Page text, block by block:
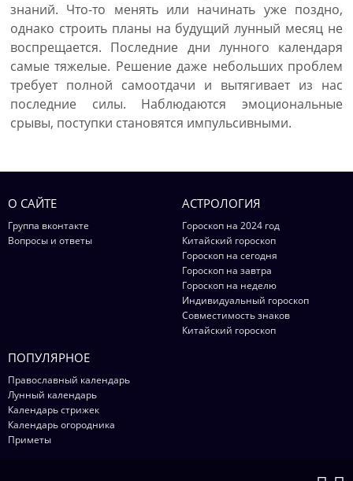
знаний. Что-то менять или начинать уже поздно,
однако строить планы на будущий лунный месяц не
воспрещается. Последние дни лунного календаря
самые тяжелые. Решение даже небольших проблем
требует полной самоотдачи и вытягивает из нас
последние силы. Наблюдаются эмоциональные
срывы, поступки становятся импульсивными.
О САЙТЕ
Группа вконтакте
Вопросы и ответы
АСТРОЛОГИЯ
Гороскоп на 2024 год
Китайский гороскоп
Гороскоп на сегодня
Гороскоп на завтра
Гороскоп на неделю
Индивидуальный гороскоп
Совместимость знаков
Китайский гороскоп
ПОПУЛЯРНОЕ
Православный календарь
Лунный календарь
Календарь стрижек
Календарь огородника
Приметы